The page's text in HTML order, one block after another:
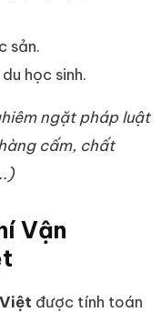
sản.
học sinh.
ngặt pháp luật
cấm, chất
Vận
được tính toán